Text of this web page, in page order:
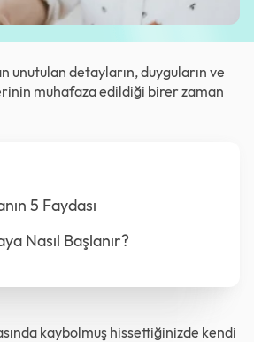
unutulan detayların, duyguların ve
muhafaza edildiği birer zaman
5 Faydası
Nasıl Başlanır?
kaybolmuş hissettiğinizde kendi